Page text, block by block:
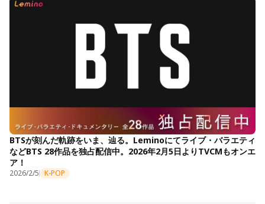
BTSが刻んだ軌跡をいま、辿る。Leminoにてライブ・バラエティ
などBTS 28作品を独占配信中。2026年2月5日よりTVCMもオンエ
ア！
2026/2/5 K-POP